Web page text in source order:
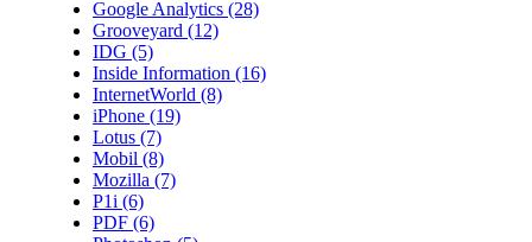
Google Analytics (28)
Grooveyard (12)
IDG (5)
Inside Information (16)
InternetWorld (8)
iPhone (19)
Lotus (7)
Mobil (8)
Mozilla (7)
P1i (6)
PDF (6)